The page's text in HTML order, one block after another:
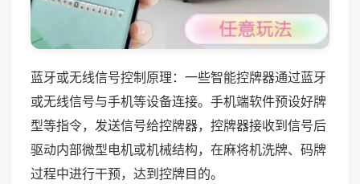
蓝牙或无线信号控制原理：一些智能控牌器通过蓝牙
或无线信号与手机等设备连接。手机端软件预设好牌
型等指令，发送信号给控牌器，控牌器接收到信号后
驱动内部微型电机或机械结构，在麻将机洗牌、码牌
过程中进行干预，达到控牌目的。